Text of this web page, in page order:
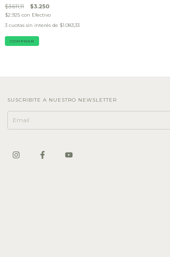
$3.611,11 $3.250
$2.925 con Efectivo
3 cuotas sin interés de $1.083,33
SUSCRIBITE A NUESTRO NEWSLETTER